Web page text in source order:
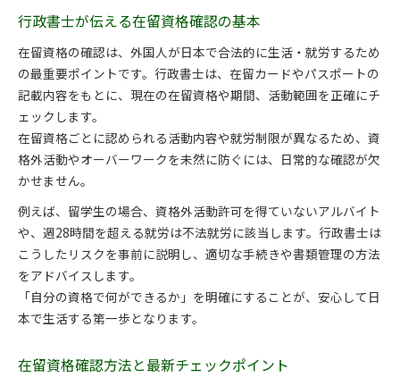
行政書士・在留資格書類提出時の重要ポイント
行政書士が伝授する在留資格の審査対策
在留資格審査に強い行政書士のサポート活用
審査基準の最新動向と行政書士の対応策
在留資格申請書の記載ポイントを徹底解説
行政書士・在留資格の審査落ち回避法
オーバーワーク回避へ向けた正しい確認手順
行政書士が教える在留資格と労働時間の関係
在留資格確認方法でオーバーワーク防止対策
資格外活動許可の範囲と行政書士の助言
在留資格一覧から適正な活動内容を選ぶ方法
在留資格一覧とビザの違いを徹底解説
行政書士が伝える在留資格確認の基本
在留資格の確認は、外国人が日本で合法的に生活・就労するため
の最重要ポイントです。行政書士は、在留カードやパスポートの
記載内容をもとに、現在の在留資格や期間、活動範囲を正確にチ
ェックします。
在留資格ごとに認められる活動内容や就労制限が異なるため、資
格外活動やオーバーワークを未然に防ぐには、日常的な確認が欠
かせません。
例えば、留学生の場合、資格外活動許可を得ていないアルバイト
や、週28時間を超える就労は不法就労に該当します。行政書士は
こうしたリスクを事前に説明し、適切な手続きや書類管理の方法
をアドバイスします。
「自分の資格で何ができるか」を明確にすることが、安心して日
本で生活する第一歩となります。
在留資格確認方法と最新チェックポイント